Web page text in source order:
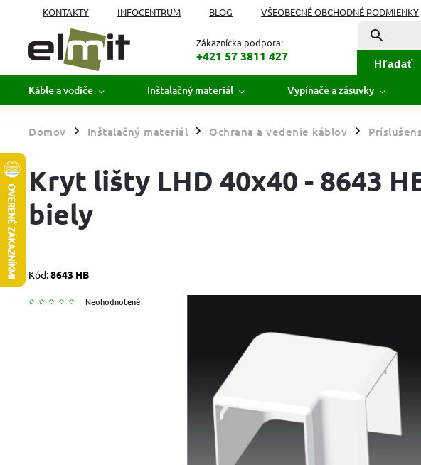
KONTAKTY INFOCENTRUM BLOG VŠEOBECNÉ OBCHODNÉ PODMIENKY
MOJA OBJEDNÁVKA
Zákaznícka podpora:
+421 57 3811 427
Hľadať
Káble a vodiče Inštalačný materiál Vypínače a zásuvky
Domov / Inštalačný materiál / Ochrana a vedenie káblov /
Kryt lišty LHD 40x40 - 8643
biely
Kód:8643 HB
Neohodnotené